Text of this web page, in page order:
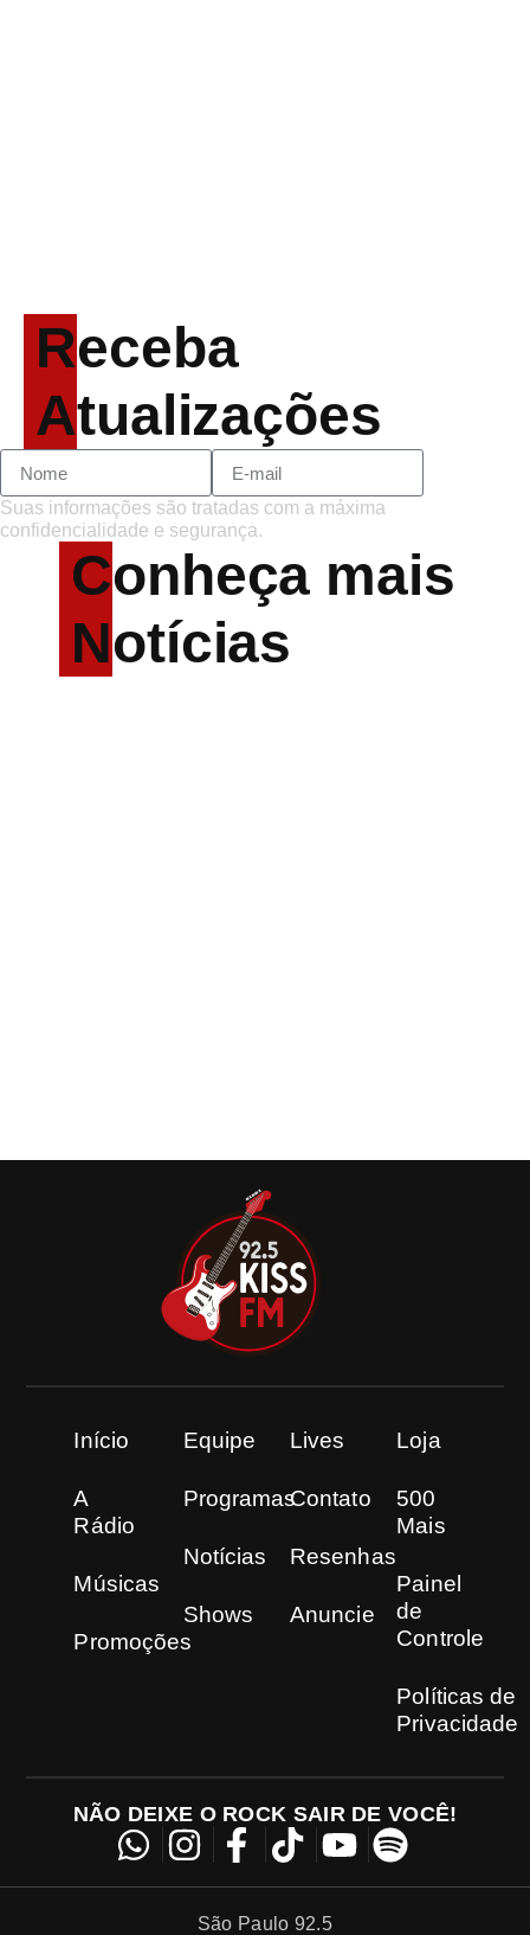
Receba
Atualizações
Suas informações são tratadas com a máxima
confidencialidade e segurança.
Conheça mais
Notícias
Início
A
Rádio
Músicas
Promoções
Equipe
Programas
Notícias
Shows
Lives
Contato
Resenhas
Anuncie
Loja
500
Mais
Painel
de
Controle
Políticas de
Privacidade
NÃO DEIXE O ROCK SAIR DE VOCÊ!
São Paulo 92.5